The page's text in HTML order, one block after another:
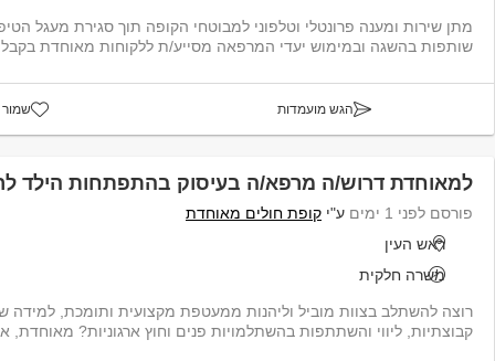
מתן שירות ומענה פרונטלי וטלפוני למבוטחי הקופה תוך סגירת מעגל
שותפות בהשגה ובמימוש יעדי המרפאה מסייע/ת ללקוחות מאוחדת בקבלת טיפול אדמיני...
הגש מועמדות שמור
למאוחדת דרוש/ה מרפא/ה בעיסוק בהתפתחות הילד
פורסם לפני 1 ימים ע"י קופת חולים מאוחדת
ראש העין
משרה חלקית
רוצה להשתלב בצוות מוביל וליהנות ממעטפת מקצועית ותומכת, למידה
קבוצתיות, ליווי והשתתפות בהשתלמויות פנים וחוץ ארגוניות? מאוחדת, ארגון בר...